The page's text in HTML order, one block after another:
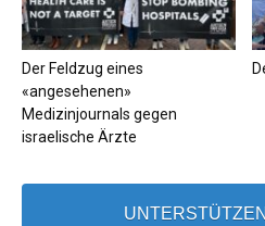
Der Feldzug eines
«angesehenen»
Medizinjournals gegen
israelische Ärzte